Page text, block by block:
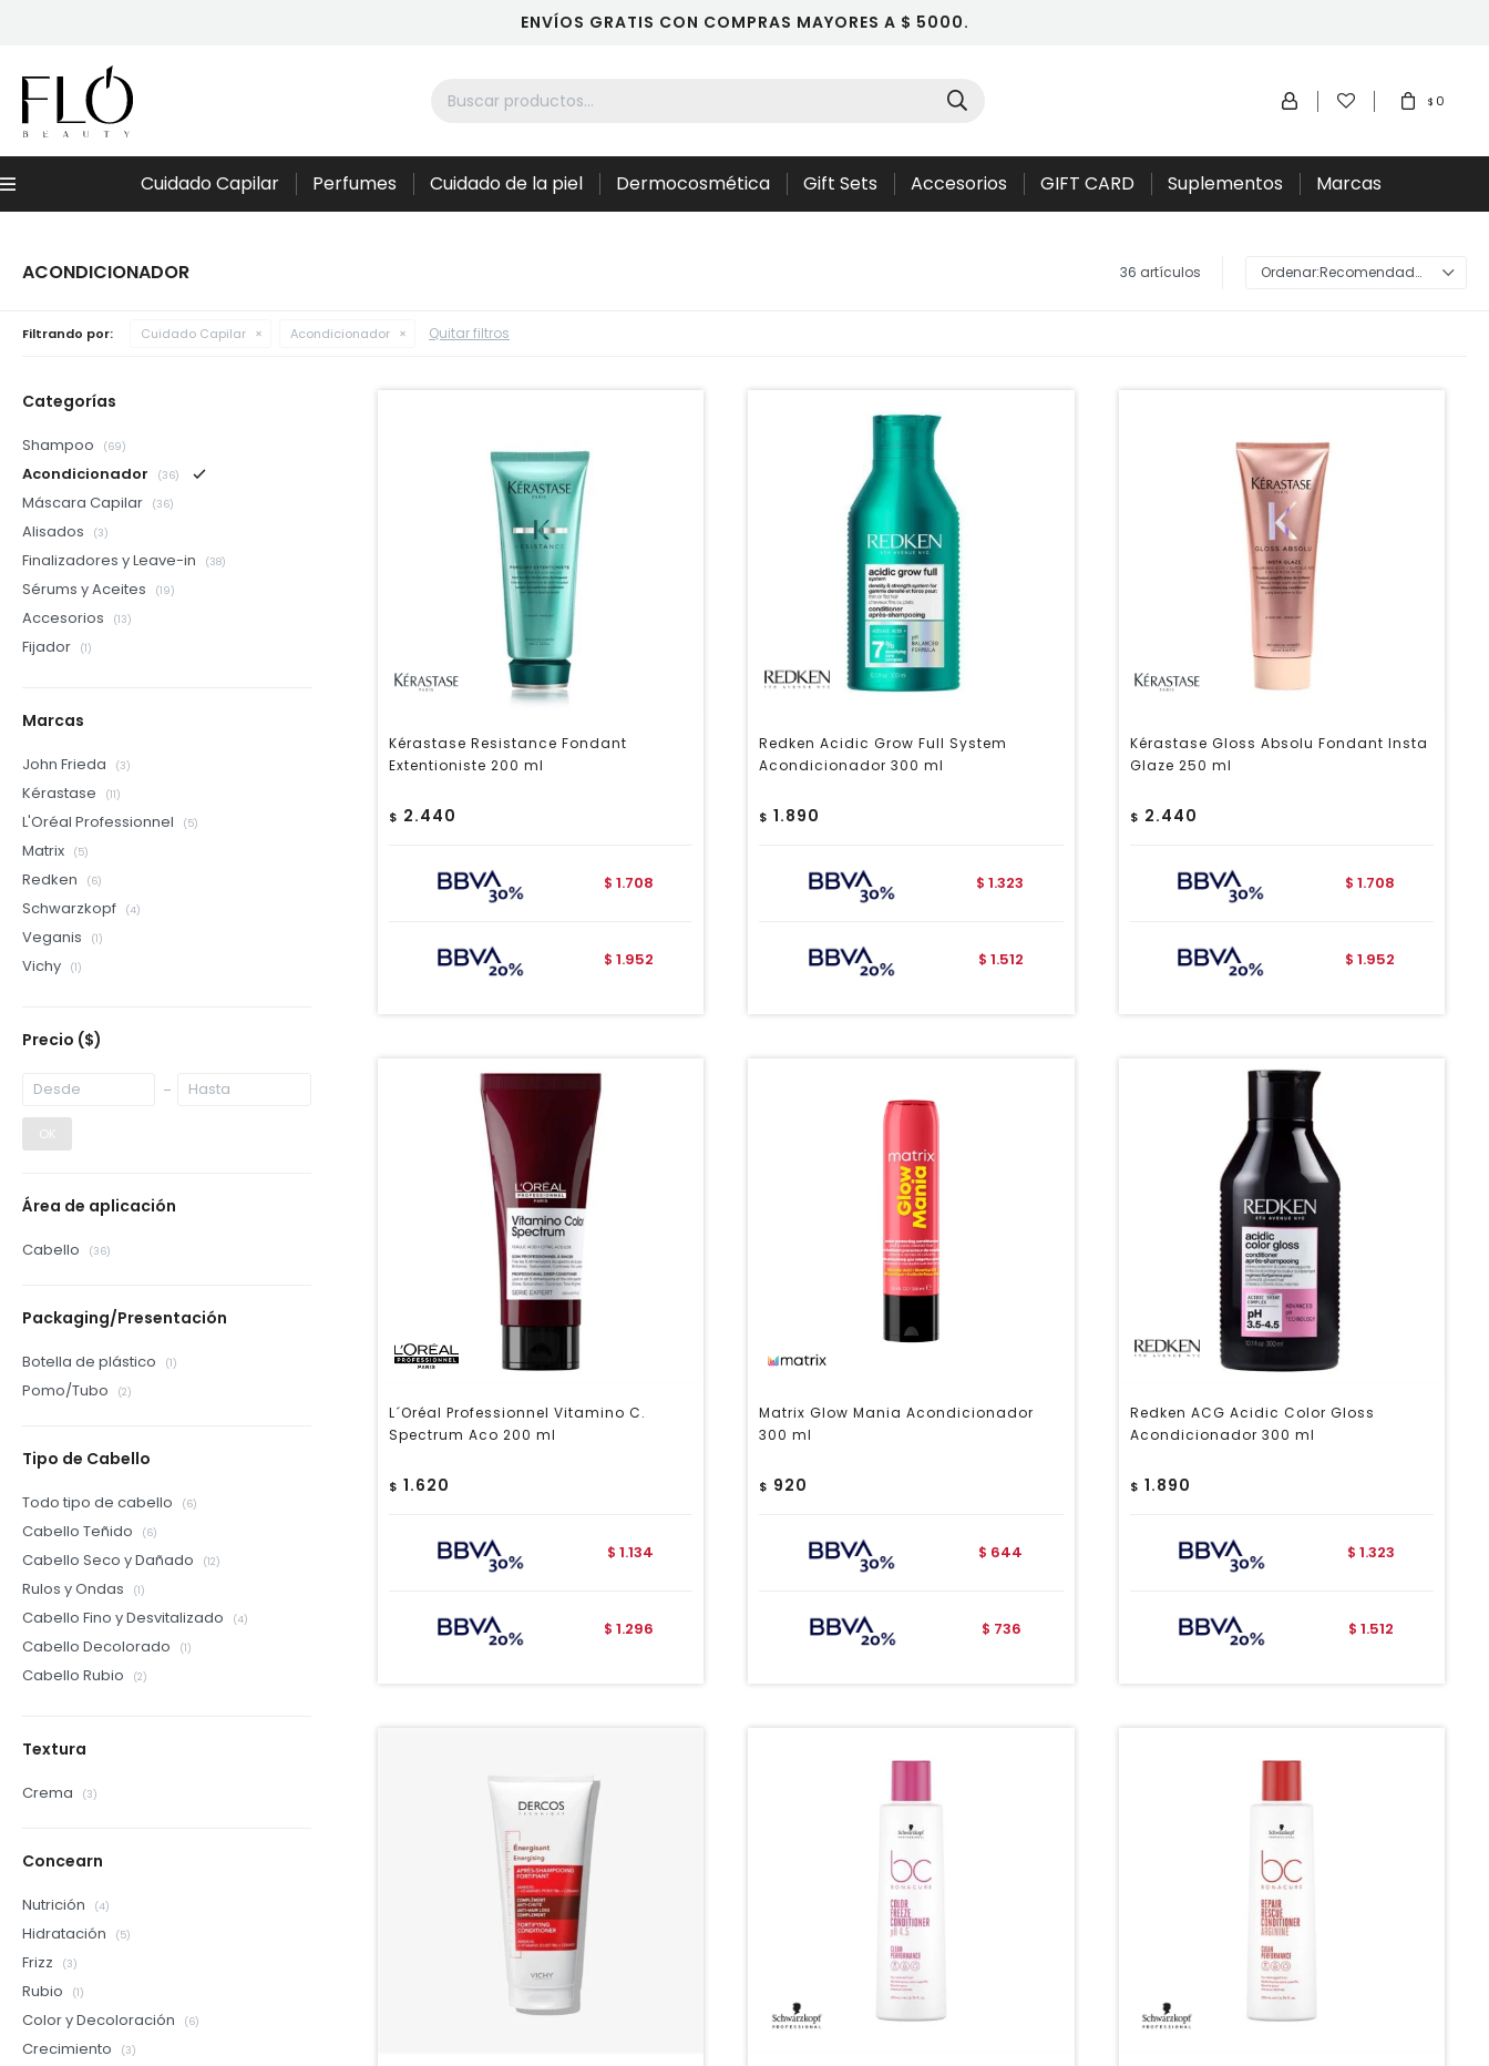
ENVÍOS GRATIS CON COMPRAS MAYORES A $ 5000.
Menú Cuidado Capilar Perfumes Cuidado de la piel Dermocosmética Gift Sets Accesorios GIFT CARD Suplementos Marcas
$ 0
ACONDICIONADOR 36 artículos Recomendados
Filtrando por: Cuidado Capilar Acondicionador Quitar filtros
Kérastase Resistance Fondant
Extentioniste 200 ml
$ 2.440
$ 1.708
$ 1.952
Redken Acidic Grow Full System
Acondicionador 300 ml
$ 1.890
$ 1.323
$ 1.512
Kérastase Gloss Absolu Fondant Insta
Glaze 250 ml
$ 2.440
$ 1.708
$ 1.952
L´Oréal Professionnel Vitamino C.
Spectrum Aco 200 ml
$ 1.620
$ 1.134
$ 1.296
Matrix Glow Mania Acondicionador
300 ml
$ 920
$ 644
$ 736
Redken ACG Acidic Color Gloss
Acondicionador 300 ml
$ 1.890
$ 1.323
$ 1.512
Categorías
Shampoo (69)
Acondicionador (36)
Máscara Capilar (36)
Alisados (3)
Finalizadores y Leave-in (38)
Sérums y Aceites (19)
Accesorios (13)
Fijador (1)
Marcas
John Frieda (3)
Kérastase (11)
L'Oréal Professionnel (5)
Matrix (5)
Redken (6)
Schwarzkopf (4)
Veganis (1)
Vichy (1)
Precio ($)
OK
Área de aplicación
Cabello (36)
Packaging/Presentación
Botella de plástico (1)
Pomo/Tubo (2)
Tipo de Cabello
Todo tipo de cabello (6)
Cabello Teñido (6)
Cabello Seco y Dañado (12)
Rulos y Ondas (1)
Cabello Fino y Desvitalizado (4)
Cabello Decolorado (1)
Cabello Rubio (2)
Textura
Crema (3)
Concearn
Nutrición (4)
Hidratación (5)
Frizz (3)
Rubio (1)
Color y Decoloración (6)
Crecimiento (3)